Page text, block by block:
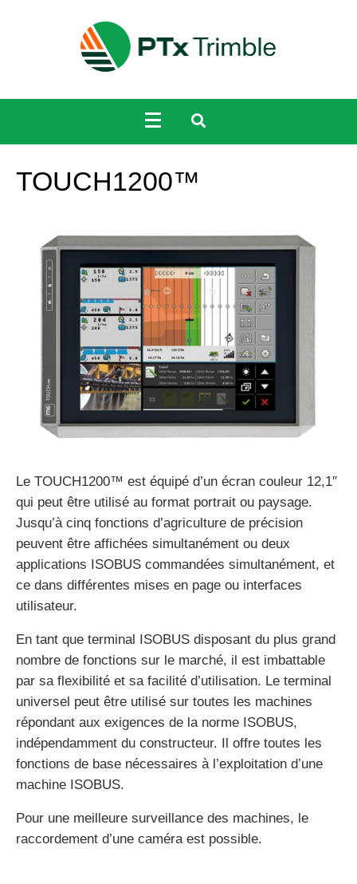
TOUCH1200™
Le TOUCH1200™ est équipé d’un écran couleur 12,1″
qui peut être utilisé au format portrait ou paysage.
Jusqu’à cinq fonctions d’agriculture de précision
peuvent être affichées simultanément ou deux
applications ISOBUS commandées simultanément, et
ce dans différentes mises en page ou interfaces
utilisateur.
En tant que terminal ISOBUS disposant du plus grand
nombre de fonctions sur le marché, il est imbattable
par sa flexibilité et sa facilité d’utilisation. Le terminal
universel peut être utilisé sur toutes les machines
répondant aux exigences de la norme ISOBUS,
indépendamment du constructeur. Il offre toutes les
fonctions de base nécessaires à l’exploitation d’une
machine ISOBUS.
Pour une meilleure surveillance des machines, le
raccordement d’une caméra est possible.